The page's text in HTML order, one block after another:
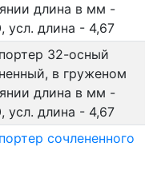
длина в мм -
усл. длина - 4,67
32-осный
в груженом
длина в мм -
усл. длина - 4,67
сочлененного